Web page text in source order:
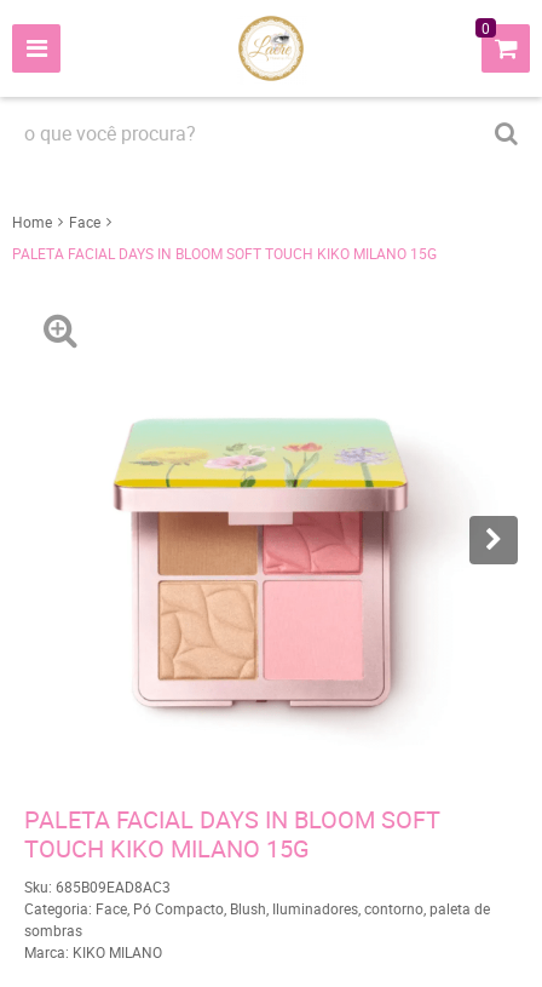
0
Home
Face
PALETA FACIAL DAYS IN BLOOM SOFT TOUCH KIKO MILANO 15G
PALETA FACIAL DAYS IN BLOOM SOFT
TOUCH KIKO MILANO 15G
Sku: 685B09EAD8AC3
Categoria: Face Pó Compacto Blush Iluminadores contorno paleta de
sombras
Marca: KIKO MILANO